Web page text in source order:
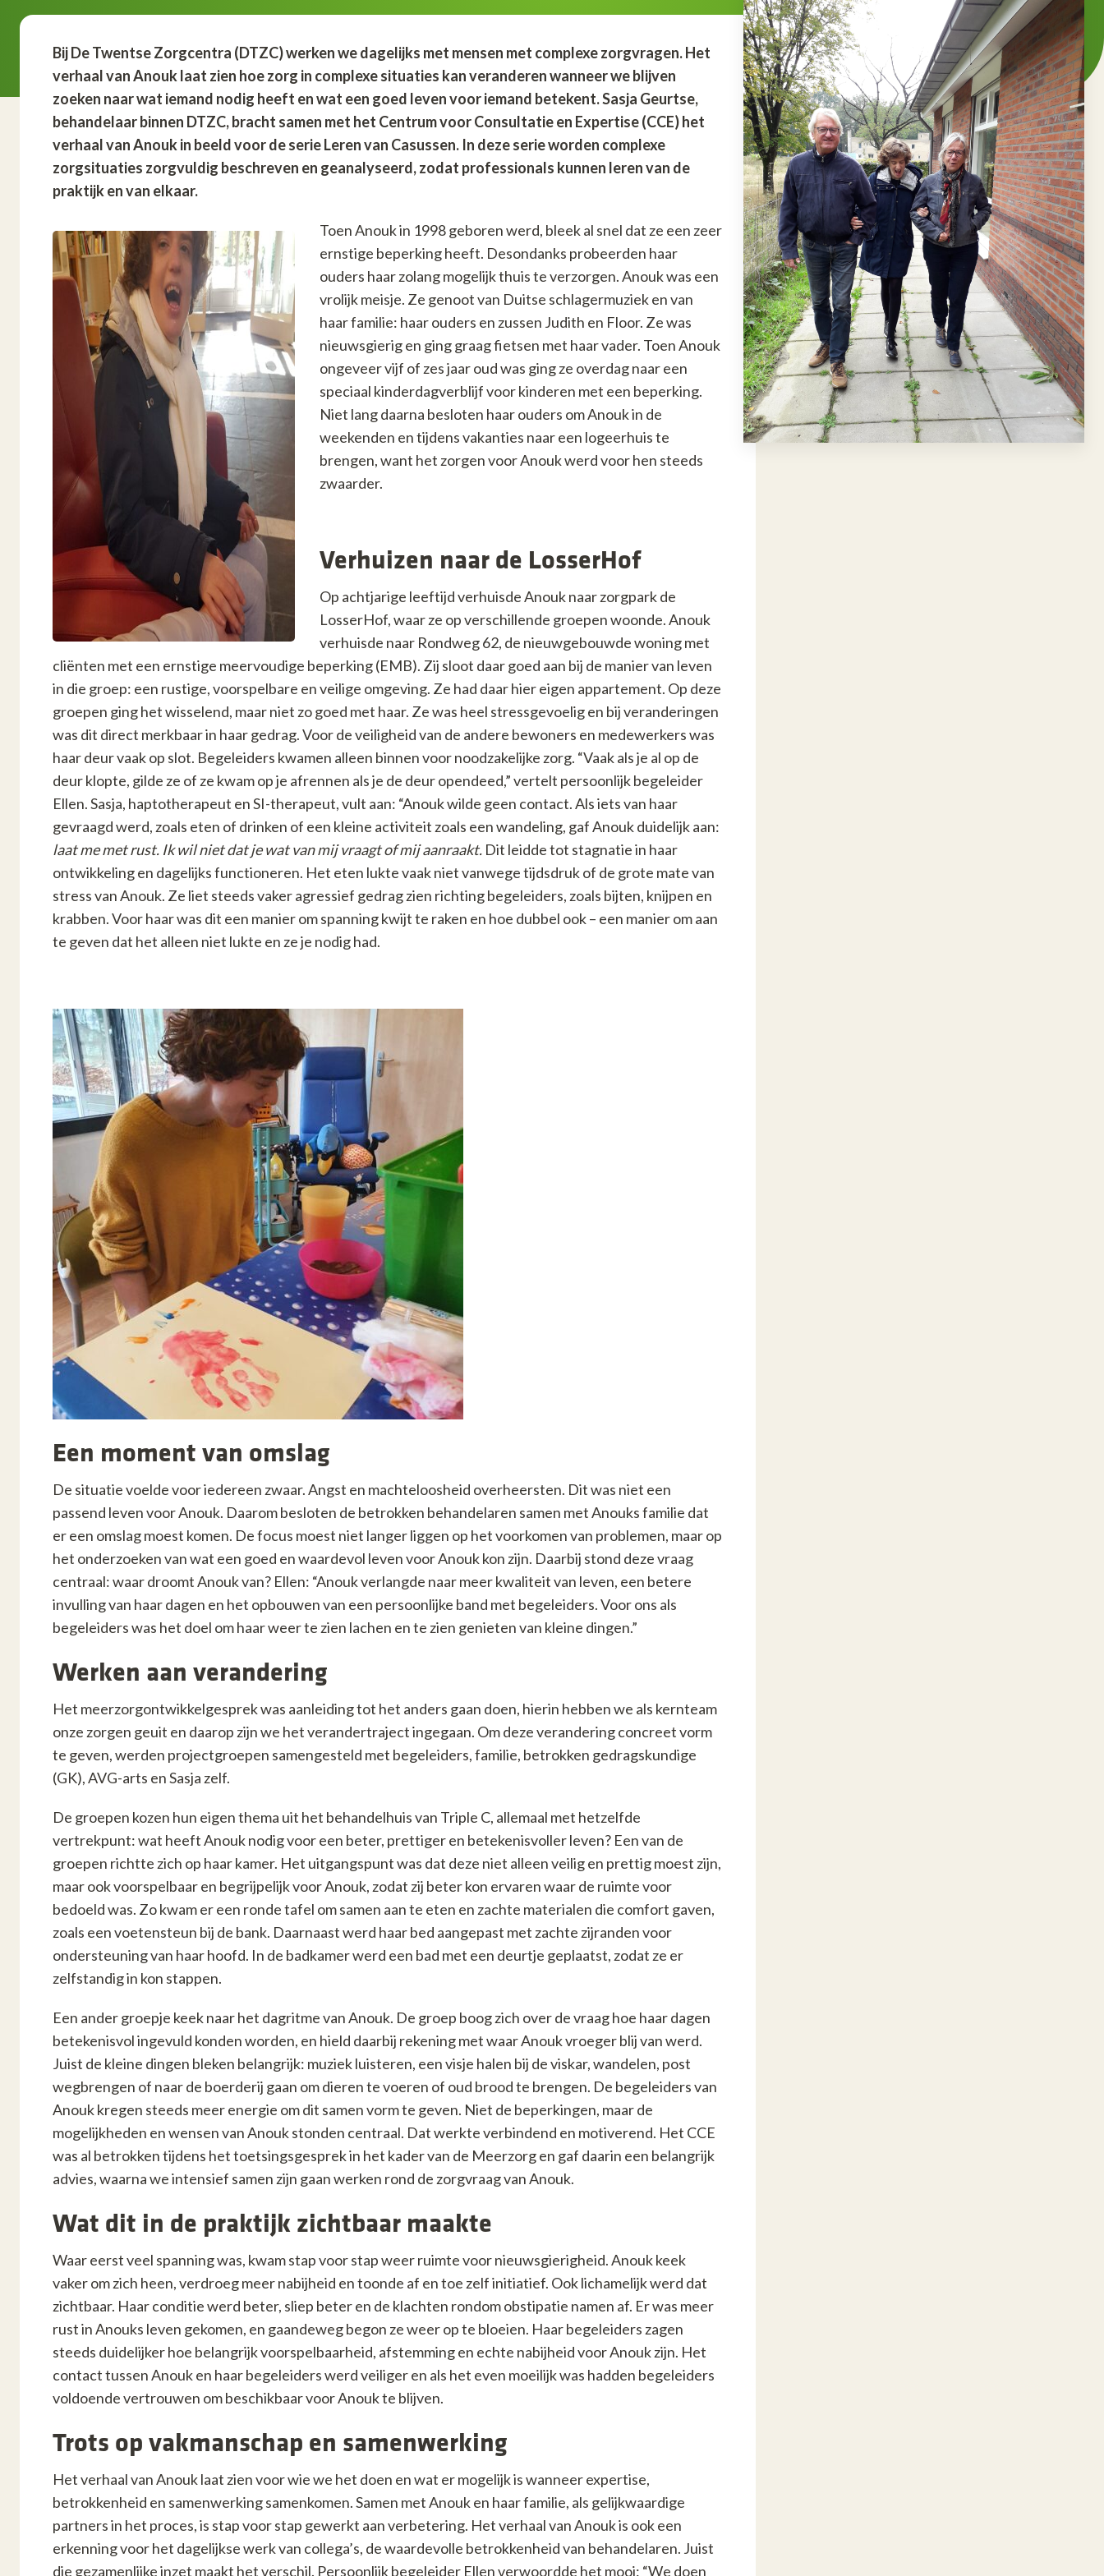
Bij De Twentse Zorgcentra (DTZC) werken we dagelijks met mensen met complexe zorgvragen. Het
verhaal van Anouk laat zien hoe zorg in complexe situaties kan veranderen wanneer we blijven
zoeken naar wat iemand nodig heeft en wat een goed leven voor iemand betekent. Sasja Geurtse,
behandelaar binnen DTZC, bracht samen met het Centrum voor Consultatie en Expertise (CCE) het
verhaal van Anouk in beeld voor de serie Leren van Casussen. In deze serie worden complexe
zorgsituaties zorgvuldig beschreven en geanalyseerd, zodat professionals kunnen leren van de
praktijk en van elkaar.
Toen Anouk in 1998 geboren werd, bleek al snel dat ze een zeer
ernstige beperking heeft. Desondanks probeerden haar
ouders haar zolang mogelijk thuis te verzorgen. Anouk was een
vrolijk meisje. Ze genoot van Duitse schlagermuziek en van
haar familie: haar ouders en zussen Judith en Floor. Ze was
nieuwsgierig en ging graag fietsen met haar vader. Toen Anouk
ongeveer vijf of zes jaar oud was ging ze overdag naar een
speciaal kinderdagverblijf voor kinderen met een beperking.
Niet lang daarna besloten haar ouders om Anouk in de
weekenden en tijdens vakanties naar een logeerhuis te
brengen, want het zorgen voor Anouk werd voor hen steeds
zwaarder.
Verhuizen naar de LosserHof
Op achtjarige leeftijd verhuisde Anouk naar zorgpark de
LosserHof, waar ze op verschillende groepen woonde. Anouk
verhuisde naar Rondweg 62, de nieuwgebouwde woning met
cliënten met een ernstige meervoudige beperking (EMB). Zij sloot daar goed aan bij de manier van leven
in die groep: een rustige, voorspelbare en veilige omgeving. Ze had daar hier eigen appartement. Op deze
groepen ging het wisselend, maar niet zo goed met haar. Ze was heel stressgevoelig en bij veranderingen
was dit direct merkbaar in haar gedrag. Voor de veiligheid van de andere bewoners en medewerkers was
haar deur vaak op slot. Begeleiders kwamen alleen binnen voor noodzakelijke zorg. “Vaak als je al op de
deur klopte, gilde ze of ze kwam op je afrennen als je de deur opendeed,” vertelt persoonlijk begeleider
Ellen. Sasja, haptotherapeut en SI-therapeut, vult aan: “Anouk wilde geen contact. Als iets van haar
gevraagd werd, zoals eten of drinken of een kleine activiteit zoals een wandeling, gaf Anouk duidelijk aan:
laat me met rust. Ik wil niet dat je wat van mij vraagt of mij aanraakt. Dit leidde tot stagnatie in haar
ontwikkeling en dagelijks functioneren. Het eten lukte vaak niet vanwege tijdsdruk of de grote mate van
stress van Anouk. Ze liet steeds vaker agressief gedrag zien richting begeleiders, zoals bijten, knijpen en
krabben. Voor haar was dit een manier om spanning kwijt te raken en hoe dubbel ook – een manier om aan
te geven dat het alleen niet lukte en ze je nodig had.
Een moment van omslag
De situatie voelde voor iedereen zwaar. Angst en machteloosheid overheersten. Dit was niet een
passend leven voor Anouk. Daarom besloten de betrokken behandelaren samen met Anouks familie dat
er een omslag moest komen. De focus moest niet langer liggen op het voorkomen van problemen, maar op
het onderzoeken van wat een goed en waardevol leven voor Anouk kon zijn. Daarbij stond deze vraag
centraal: waar droomt Anouk van? Ellen: “Anouk verlangde naar meer kwaliteit van leven, een betere
invulling van haar dagen en het opbouwen van een persoonlijke band met begeleiders. Voor ons als
begeleiders was het doel om haar weer te zien lachen en te zien genieten van kleine dingen.”
Werken aan verandering
Het meerzorgontwikkelgesprek was aanleiding tot het anders gaan doen, hierin hebben we als kernteam
onze zorgen geuit en daarop zijn we het verandertraject ingegaan. Om deze verandering concreet vorm
te geven, werden projectgroepen samengesteld met begeleiders, familie, betrokken gedragskundige
(GK), AVG-arts en Sasja zelf.
De groepen kozen hun eigen thema uit het behandelhuis van Triple C, allemaal met hetzelfde
vertrekpunt: wat heeft Anouk nodig voor een beter, prettiger en betekenisvoller leven? Een van de
groepen richtte zich op haar kamer. Het uitgangspunt was dat deze niet alleen veilig en prettig moest zijn,
maar ook voorspelbaar en begrijpelijk voor Anouk, zodat zij beter kon ervaren waar de ruimte voor
bedoeld was. Zo kwam er een ronde tafel om samen aan te eten en zachte materialen die comfort gaven,
zoals een voetensteun bij de bank. Daarnaast werd haar bed aangepast met zachte zijranden voor
ondersteuning van haar hoofd. In de badkamer werd een bad met een deurtje geplaatst, zodat ze er
zelfstandig in kon stappen.
Een ander groepje keek naar het dagritme van Anouk. De groep boog zich over de vraag hoe haar dagen
betekenisvol ingevuld konden worden, en hield daarbij rekening met waar Anouk vroeger blij van werd.
Juist de kleine dingen bleken belangrijk: muziek luisteren, een visje halen bij de viskar, wandelen, post
wegbrengen of naar de boerderij gaan om dieren te voeren of oud brood te brengen. De begeleiders van
Anouk kregen steeds meer energie om dit samen vorm te geven. Niet de beperkingen, maar de
mogelijkheden en wensen van Anouk stonden centraal. Dat werkte verbindend en motiverend. Het CCE
was al betrokken tijdens het toetsingsgesprek in het kader van de Meerzorg en gaf daarin een belangrijk
advies, waarna we intensief samen zijn gaan werken rond de zorgvraag van Anouk.
Wat dit in de praktijk zichtbaar maakte
Waar eerst veel spanning was, kwam stap voor stap weer ruimte voor nieuwsgierigheid. Anouk keek
vaker om zich heen, verdroeg meer nabijheid en toonde af en toe zelf initiatief. Ook lichamelijk werd dat
zichtbaar. Haar conditie werd beter, sliep beter en de klachten rondom obstipatie namen af. Er was meer
rust in Anouks leven gekomen, en gaandeweg begon ze weer op te bloeien. Haar begeleiders zagen
steeds duidelijker hoe belangrijk voorspelbaarheid, afstemming en echte nabijheid voor Anouk zijn. Het
contact tussen Anouk en haar begeleiders werd veiliger en als het even moeilijk was hadden begeleiders
voldoende vertrouwen om beschikbaar voor Anouk te blijven.
Trots op vakmanschap en samenwerking
Het verhaal van Anouk laat zien voor wie we het doen en wat er mogelijk is wanneer expertise,
betrokkenheid en samenwerking samenkomen. Samen met Anouk en haar familie, als gelijkwaardige
partners in het proces, is stap voor stap gewerkt aan verbetering. Het verhaal van Anouk is ook een
erkenning voor het dagelijkse werk van collega’s, de waardevolle betrokkenheid van behandelaren. Juist
die gezamenlijke inzet maakt het verschil. Persoonlijk begeleider Ellen verwoordde het mooi: “We doen